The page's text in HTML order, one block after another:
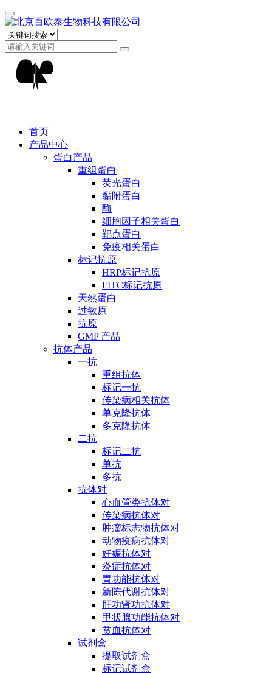
首页
产品中心
蛋白产品
重组蛋白
荧光蛋白
黏附蛋白
酶
细胞因子相关蛋白
靶点蛋白
免疫相关蛋白
标记抗原
HRP标记抗原
FITC标记抗原
天然蛋白
过敏原
抗原
GMP 产品
抗体产品
一抗
重组抗体
标记一抗
传染病相关抗体
单克隆抗体
多克隆抗体
二抗
标记二抗
单抗
多抗
抗体对
心血管类抗体对
传染病抗体对
肿瘤标志物抗体对
动物疫病抗体对
妊娠抗体对
炎症抗体对
胃功能抗体对
新陈代谢抗体对
肝功肾功抗体对
甲状腺功能抗体对
贫血抗体对
试剂盒
提取试剂盒
标记试剂盒